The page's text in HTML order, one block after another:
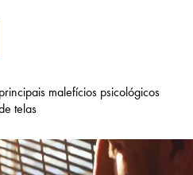
malefícios psicológicos
telas